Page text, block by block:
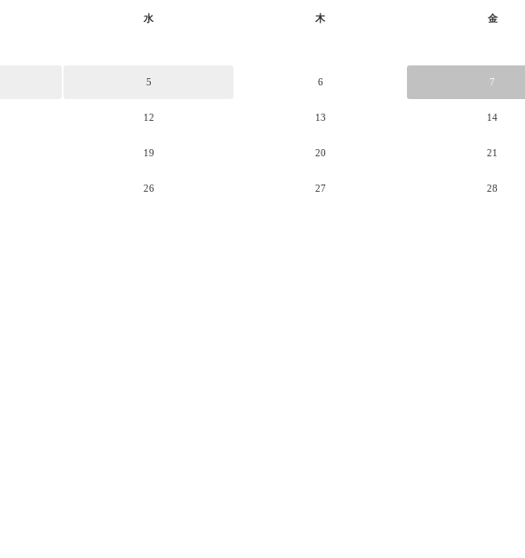
水 木 金
5 6 7
12 13 14
19 20 21
26 27 28